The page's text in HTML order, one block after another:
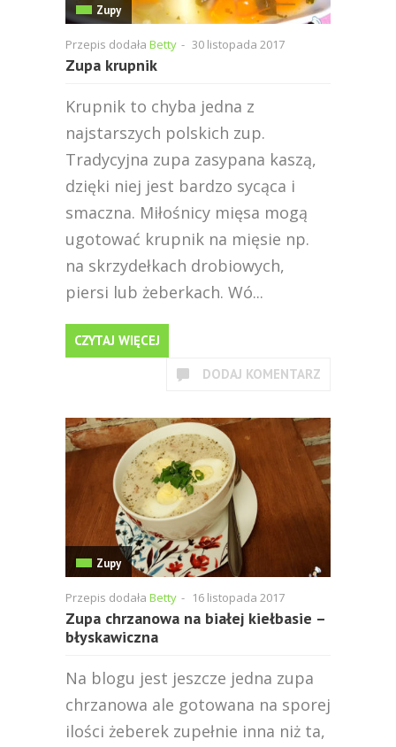
Zupy
Przepis dodała Betty - 30 listopada 2017
Zupa krupnik
Krupnik to chyba jedna z
najstarszych polskich zup.
Tradycyjna zupa zasypana kaszą,
dzięki niej jest bardzo sycąca i
smaczna. Miłośnicy mięsa mogą
ugotować krupnik na mięsie np.
na skrzydełkach drobiowych,
piersi lub żeberkach. Wó...
CZYTAJ WIĘCEJ
DODAJ KOMENTARZ
Zupy
Przepis dodała Betty - 16 listopada 2017
Zupa chrzanowa na białej kiełbasie –
błyskawiczna
Na blogu jest jeszcze jedna zupa
chrzanowa ale gotowana na sporej
ilości żeberek zupełnie inna niż ta,